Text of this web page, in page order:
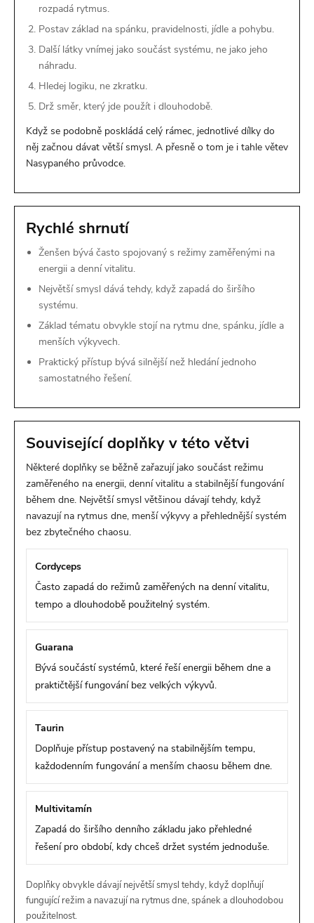
rozpadá rytmus.
Postav základ na spánku, pravidelnosti, jídle a pohybu.
Další látky vnímej jako součást systému, ne jako jeho
náhradu.
Hledej logiku, ne zkratku.
Drž směr, který jde použít i dlouhodobě.
Když se podobně poskládá celý rámec, jednotlivé dílky do
něj začnou dávat větší smysl. A přesně o tom je i tahle větev
Nasypaného průvodce.
Rychlé shrnutí
Ženšen bývá často spojovaný s režimy zaměřenými na
energii a denní vitalitu.
Největší smysl dává tehdy, když zapadá do širšího
systému.
Základ tématu obvykle stojí na rytmu dne, spánku, jídle a
menších výkyvech.
Praktický přístup bývá silnější než hledání jednoho
samostatného řešení.
Související doplňky v této větvi
Některé doplňky se běžně zařazují jako součást režimu
zaměřeného na energii, denní vitalitu a stabilnější fungování
během dne. Největší smysl většinou dávají tehdy, když
navazují na rytmus dne, menší výkyvy a přehlednější systém
bez zbytečného chaosu.
Cordyceps
Často zapadá do režimů zaměřených na denní vitalitu,
tempo a dlouhodobě použitelný systém.
Guarana
Bývá součástí systémů, které řeší energii během dne a
praktičtější fungování bez velkých výkyvů.
Taurin
Doplňuje přístup postavený na stabilnějším tempu,
každodenním fungování a menším chaosu během dne.
Multivitamín
Zapadá do širšího denního základu jako přehledné
řešení pro období, kdy chceš držet systém jednoduše.
Doplňky obvykle dávají největší smysl tehdy, když doplňují
fungující režim a navazují na rytmus dne, spánek a dlouhodobou
použitelnost.